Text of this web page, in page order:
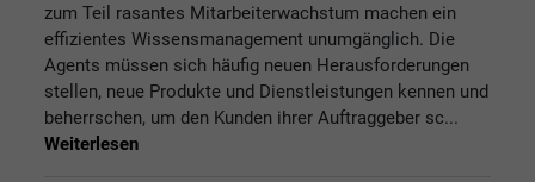
zum Teil rasantes Mitarbeiterwachstum machen ein
effizientes Wissensmanagement unumgänglich. Die
Agents müssen sich häufig neuen Herausforderungen
stellen, neue Produkte und Dienstleistungen kennen und
beherrschen, um den Kunden ihrer Auftraggeber sc...
Weiterlesen